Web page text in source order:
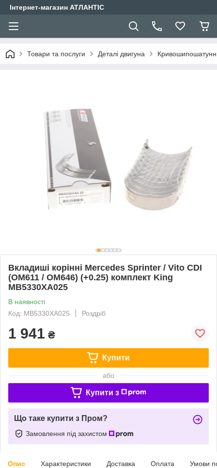
Інтернет-магазин АТЛАНТІС
Товари та послуги Деталі двигуна
Вкладиші корінні Mercedes Sprinter / Vito CDI
(OM611 / OM646) (+0.25) комплект King
MB5330XA025
В наявності
Код: MB5330XA025
Роздріб
1 941 ₴
Купити
або
Купити з
Що таке купити з Пром?
Замовлення під захистом
Опис Характеристики Доставка Оплата Умови